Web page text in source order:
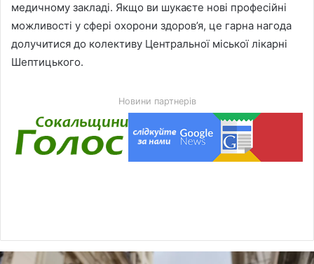
медичному закладі. Якщо ви шукаєте нові професійні
можливості у сфері охорони здоров’я, це гарна нагода
долучитися до колективу Центральної міської лікарні
Шептицького.
Новини партнерів